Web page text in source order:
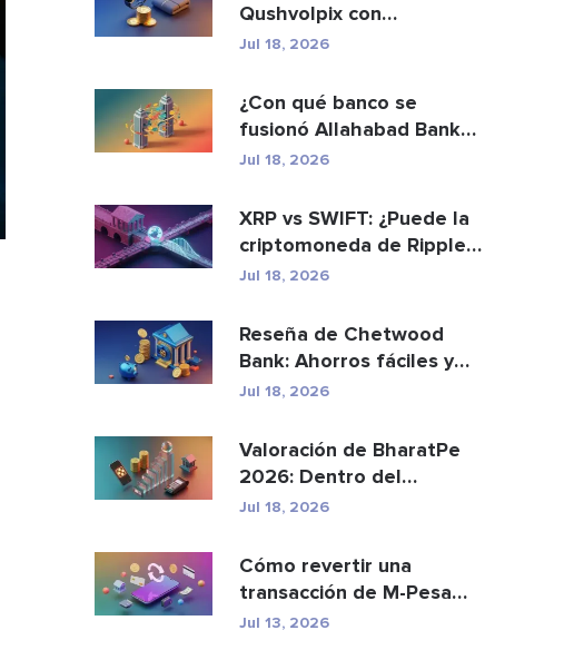
Qushvolpix con
criptomonedas: Bitcoin,
Jul 18, 2026
¿Con qué banco se
fusionó Allahabad Bank?
Historia completa de ...
Jul 18, 2026
XRP vs SWIFT: ¿Puede la
criptomoneda de Ripple
reemplazar a los p...
Jul 18, 2026
Reseña de Chetwood
Bank: Ahorros fáciles y
banca segura
Jul 18, 2026
Valoración de BharatPe
2026: Dentro del
unicornio fintech de
Jul 18, 2026
Cómo revertir una
transacción de M-Pesa
enviada por error
Jul 13, 2026